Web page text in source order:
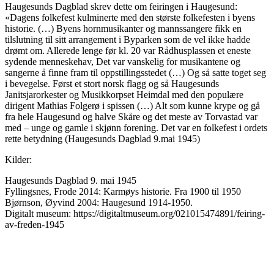
Haugesunds Dagblad skrev dette om feiringen i Haugesund:
«Dagens folkefest kulminerte med den største folkefesten i byens
historie. (…) Byens hornmusikanter og mannssangere fikk en
tilslutning til sitt arrangement i Byparken som de vel ikke hadde
drømt om. Allerede lenge før kl. 20 var Rådhusplassen et eneste
sydende menneskehav, Det var vanskelig for musikantene og
sangerne å finne fram til oppstillingsstedet (…) Og så satte toget seg
i bevegelse. Først et stort norsk flagg og så Haugesunds
Janitsjarorkester og Musikkorpset Heimdal med den populære
dirigent Mathias Folgerø i spissen (…) Alt som kunne krype og gå
fra hele Haugesund og halve Skåre og det meste av Torvastad var
med – unge og gamle i skjønn forening. Det var en folkefest i ordets
rette betydning (Haugesunds Dagblad 9.mai 1945)
Kilder:
Haugesunds Dagblad 9. mai 1945
Fyllingsnes, Frode 2014: Karmøys historie. Fra 1900 til 1950
Bjørnson, Øyvind 2004: Haugesund 1914-1950.
Digitalt museum: https://digitaltmuseum.org/021015474891/feiring-
av-freden-1945